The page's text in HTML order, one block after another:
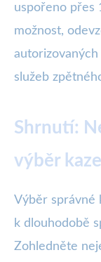
uspořeno přes
možnost,
služeb
Shrnutí:
výběr
Výběr správné
k dlouhodobě
Zohledněte